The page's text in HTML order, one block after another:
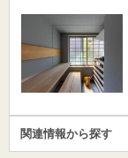
関連情報から探す